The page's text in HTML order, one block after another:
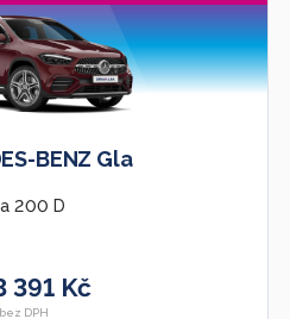
BENZ Gla
200 D
391 Kč
bez DPH